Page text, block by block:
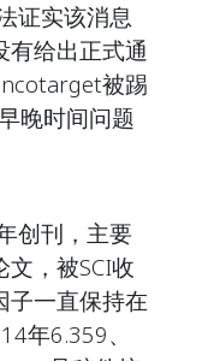
证实该消息
有给出正式通
被踢
晚时间问题
创刊，主要
，被SCI收
子一直保持在
年6.359、